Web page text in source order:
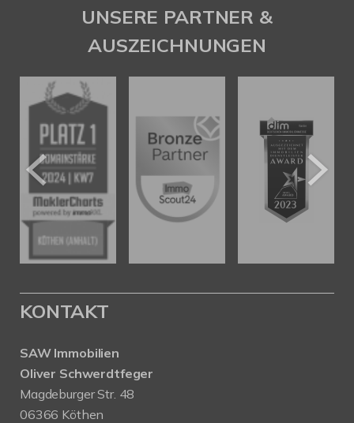
SAW Immobilien
UNSERE PARTNER &
AUSZEICHNUNGEN
KONTAKT
SAW Immobilien
Oliver Schwerdtfeger
Magdeburger Str. 48
06366 Köthen